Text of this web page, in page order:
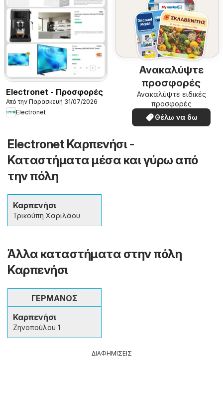
Electronet - Προσφορές
Από την Παρασκευή 31/07/2026
Electronet
Ανακαλύψτε
προσφορές
Ανακαλύψτε ειδικές
προσφορές
Θέλω να δω
Electronet Καρπενήσι -
Καταστήματα μέσα και γύρω από
την πόλη
Καρπενήσι
Τρικούπη Χαριλάου
Άλλα καταστήματα στην πόλη
Καρπενήσι
ΓΕΡΜΑΝΟΣ
Καρπενήσι
Ζηνοπούλου 1
ΔΙΑΦΗΜΙΣΕΙΣ